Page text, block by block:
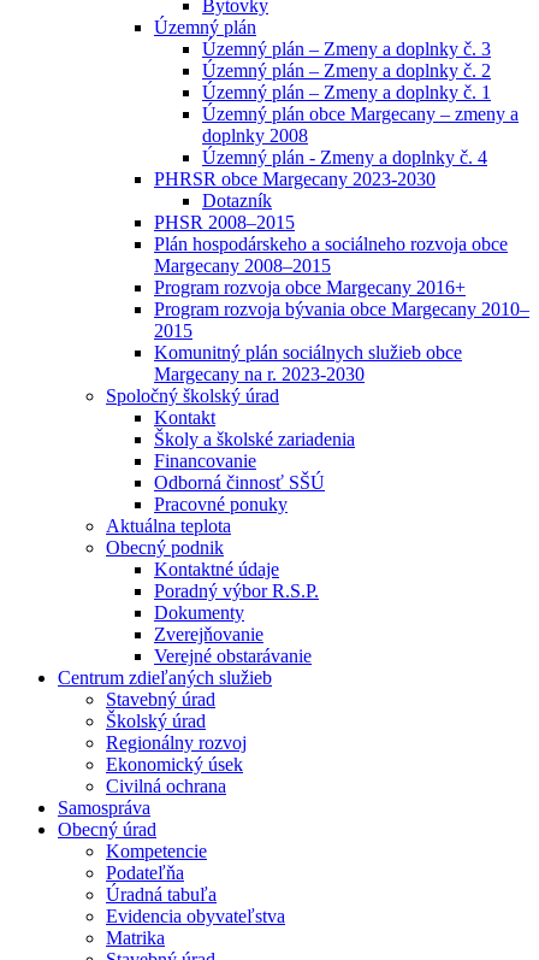
Bytovky
Územný plán
Územný plán – Zmeny a doplnky č. 3
Územný plán – Zmeny a doplnky č. 2
Územný plán – Zmeny a doplnky č. 1
Územný plán obce Margecany – zmeny a
doplnky 2008
Územný plán - Zmeny a doplnky č. 4
PHRSR obce Margecany 2023-2030
Dotazník
PHSR 2008–2015
Plán hospodárskeho a sociálneho rozvoja obce
Margecany 2008–2015
Program rozvoja obce Margecany 2016+
Program rozvoja bývania obce Margecany 2010–
2015
Komunitný plán sociálnych služieb obce
Margecany na r. 2023-2030
Spoločný školský úrad
Kontakt
Školy a školské zariadenia
Financovanie
Odborná činnosť SŠÚ
Pracovné ponuky
Aktuálna teplota
Obecný podnik
Kontaktné údaje
Poradný výbor R.S.P.
Dokumenty
Zverejňovanie
Verejné obstarávanie
Centrum zdieľaných služieb
Stavebný úrad
Školský úrad
Regionálny rozvoj
Ekonomický úsek
Civilná ochrana
Samospráva
Obecný úrad
Kompetencie
Podateľňa
Úradná tabuľa
Evidencia obyvateľstva
Matrika